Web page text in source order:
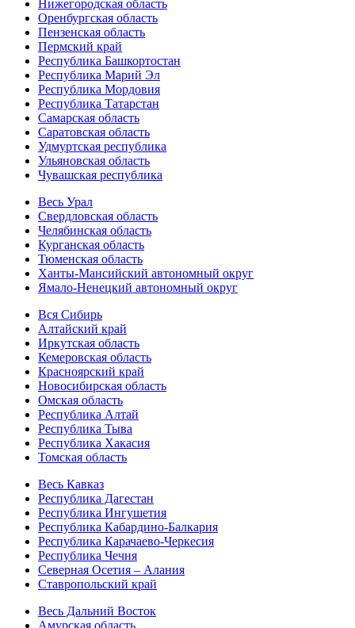
Нижегородская область
Оренбургская область
Пензенская область
Пермский край
Республика Башкортостан
Республика Марий Эл
Республика Мордовия
Республика Татарстан
Самарская область
Саратовская область
Удмуртская республика
Ульяновская область
Чувашская республика
Весь Урал
Свердловская область
Челябинская область
Курганская область
Тюменская область
Ханты-Мансийский автономный округ
Ямало-Ненецкий автономный округ
Вся Сибирь
Алтайский край
Иркутская область
Кемеровская область
Красноярский край
Новосибирская область
Омская область
Республика Алтай
Республика Тыва
Республика Хакасия
Томская область
Весь Кавказ
Республика Дагестан
Республика Ингушетия
Республика Кабардино-Балкария
Республика Карачаево-Черкесия
Республика Чечня
Северная Осетия – Алания
Ставропольский край
Весь Дальний Восток
Амурская область